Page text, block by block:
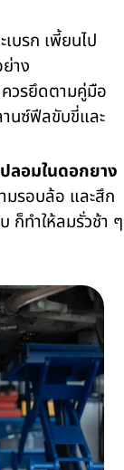
เบรก เพี้ยนไป
าง
ควรยึดตามคู่มือ
านซ์ฟีลขับขี่และ
ลอมในดอกยาง
มรอบล้อ และสึก
ก็ทำให้ลมรั่วช้า ๆ